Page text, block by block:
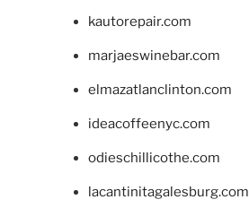
kautorepair.com
marjaeswinebar.com
elmazatlanclinton.com
ideacoffeenyc.com
odieschillicothe.com
lacantinitagalesburg.com